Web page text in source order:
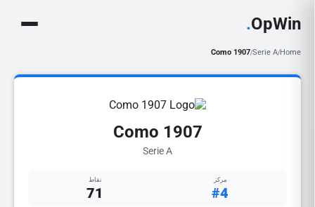
OpWin
.
Home
/
Serie A
/
Como 1907
Como 1907
Serie A
مركز
#4
نقاط
71